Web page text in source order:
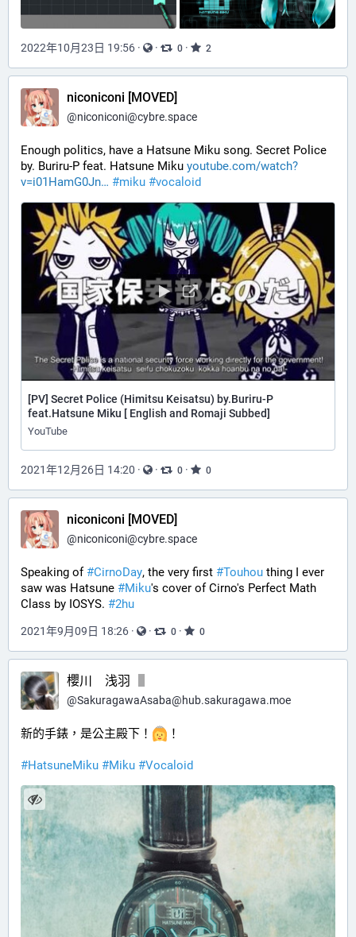
2022年10月23日 19:56 · · 0 · 2
niconiconi [MOVED]
@niconiconi@cybre.space
Enough politics, have a Hatsune Miku song. Secret Police
by. Buriru-P feat. Hatsune Miku youtube.com/watch?
v=i01HamG0Jn
#miku #vocaloid
[PV] Secret Police (Himitsu Keisatsu) by.Buriru-P
feat.Hatsune Miku [ English and Romaji Subbed]
YouTube
2021年12月26日 14:20 · · 0 · 0
niconiconi [MOVED]
@niconiconi@cybre.space
Speaking of #CirnoDay, the very first #Touhou thing I ever
saw was Hatsune #Miku's cover of Cirno's Perfect Math
Class by IOSYS. #2hu
2021年9月09日 18:26 · · 0 · 0
櫻川 浅羽
@SakuragawaAsaba@hub.sakuragawa.moe
新的手錶，是公主殿下！ ！
#HatsuneMiku #Miku #Vocaloid